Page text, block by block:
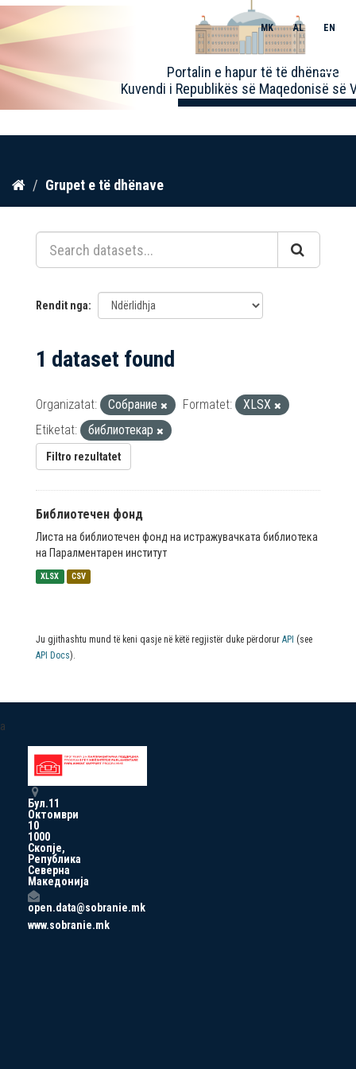
Kalo
përmbajtja
Portalin e hapur të të dhënave
Kuvendi i Republikës së Maqedonisë së
MK AL EN
Toggle
Grupet e të dhënave
Rendit nga
1 dataset found
Organizatat: Собрание Formatet:
XLSX
Etiketat:
библиотекар
Filtro rezultatet
Библиотечен фонд
Листа на библиотечен фонд на истражувачката библиотека
на Паралментарен институт
XLSX CSV
Ju gjithashtu mund të keni qasje në këtë regjistër duke përdorur API (see
API Docs).
a
Бул.11
Октомври
10
1000
Скопје,
Република
Северна
Македонија
open.data@sobranie.mk
www.sobranie.mk